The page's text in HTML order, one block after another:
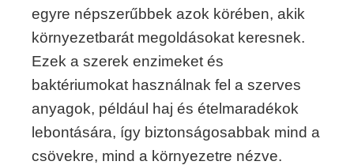
egyre népszerűbbek azok körében, akik
környezetbarát megoldásokat keresnek.
Ezek a szerek enzimeket és
baktériumokat használnak fel a szerves
anyagok, például haj és ételmaradékok
lebontására, így biztonságosabbak mind a
csövekre, mind a környezetre nézve.